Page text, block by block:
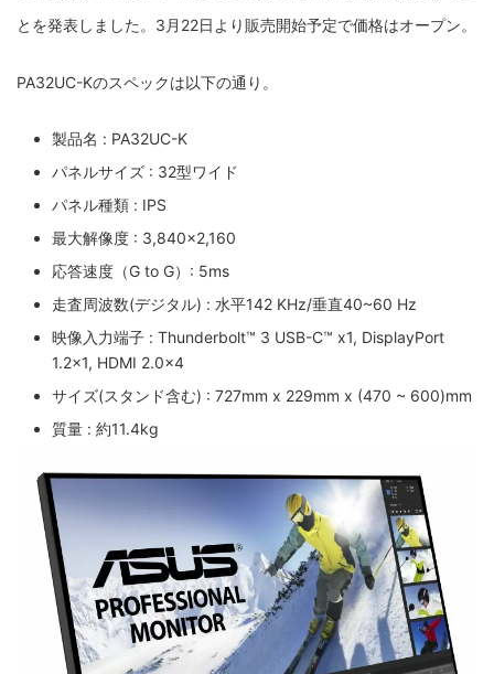
とを発表しました。3月22日より販売開始予定で価格はオープン。
PA32UC-Kのスペックは以下の通り。
製品名 : PA32UC-K
パネルサイズ : 32型ワイド
パネル種類 : IPS
最大解像度 : 3,840×2,160
応答速度（G to G）: 5ms
走査周波数(デジタル) : 水平142 KHz/垂直40~60 Hz
映像入力端子 : Thunderbolt™ 3 USB-C™ x1, DisplayPort
1.2×1, HDMI 2.0×4
サイズ(スタンド含む) : 727mm x 229mm x (470 ~ 600)mm
質量 : 約11.4kg